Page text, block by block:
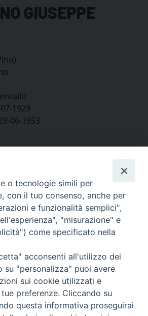
GIUSEPPE
1929
06-1953
Fossano
Rossi, 28 - 12100 Cuneo
c.f. 96017380047
o tecnologie simili per
con il tuo consenso, anche per
e funzionalità semplici",
"misurazione" e
come specificato nella
acconsenti all'utilizzo dei
su "personalizza" puoi avere
sui cookie utilizzati e
preferenze. Cliccando su
questa informativa proseguirai